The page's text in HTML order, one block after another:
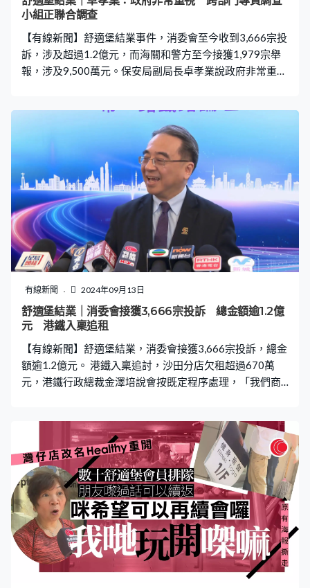
小組正聯合調查
【有線新聞】舒適堡結業事件，消委會至今收到3,666宗投
訴，涉及超過1.2億元，而海關和警方至今接獲1,979宗舉
報，涉及9,500萬元。保安局副局長卓孝業說政府非常重
進行調查，而警方的商業罪案調查科正就着案件是否牽涉
其他刑事成份，包括有否詐騙或者虛假陳述方面進行調
查。至於目前於灣仔分店有另一經營者出現，目前正在了
解。」
有線新聞 2024年09月13日
舒適堡結業｜消委會接獲3,666宗投訴 總金額逾1.2億
元 港鐵入稟追租
【有線新聞】舒適堡結業，消委會接獲3,666宗投訴，總金
額逾1.2億元。 港鐵入稟追討，沙田分店欠租超過670萬
元，港鐵行政總裁金澤培說會按既定程序處理，「我們商